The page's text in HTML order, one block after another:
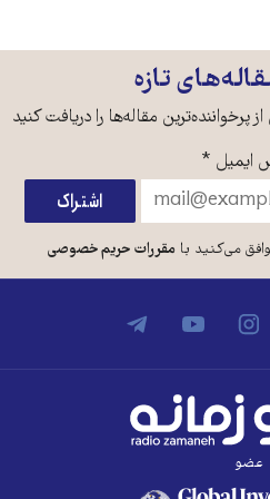
تازه
پرخواننده‌ترین مقاله‌ها را دریافت کنید
ایمیل *
می‌کنید بامقررات حریم خصوصی
عضو